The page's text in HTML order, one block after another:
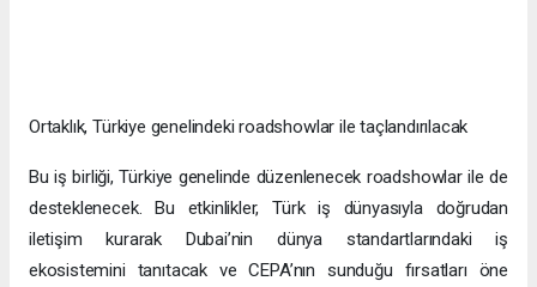
Ortaklık, Türkiye genelindeki roadshowlar ile taçlandırılacak
Bu iş birliği, Türkiye genelinde düzenlenecek roadshowlar ile de
desteklenecek. Bu etkinlikler, Türk iş dünyasıyla doğrudan
iletişim kurarak Dubai’nin dünya standartlarındaki iş
ekosistemini tanıtacak ve CEPA’nın sunduğu fırsatları öne